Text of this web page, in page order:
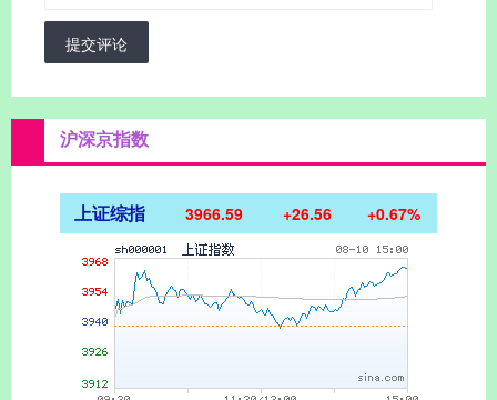
提交评论
沪深京指数
上证综指 3966.59 +26.56 +0.67%